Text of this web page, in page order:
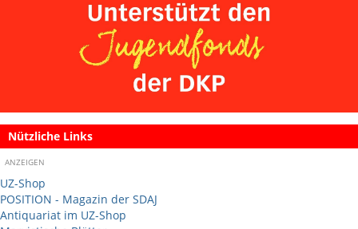
Nützliche Links
ANZEIGEN
UZ-Shop
POSITION - Magazin der SDAJ
Antiquariat im UZ-Shop